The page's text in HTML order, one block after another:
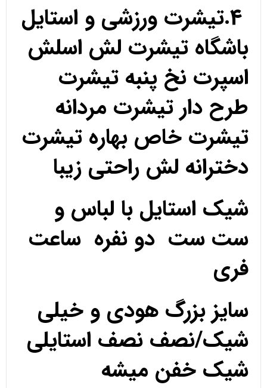
4.تیشرت ورزشی و استایل
باشگاه تیشرت لش اسلش
اسپرت نخ پنبه تیشرت
طرح دار تیشرت مردانه
تیشرت خاص بهاره تیشرت
دخترانه لش راحتی زیبا
شیک استایل با لباس و
ست ست دو نفره ساعت
فری
سایز بزرگ هودی و خیلی
شیک/نصف نصف استایلی
شیک خفن میشه